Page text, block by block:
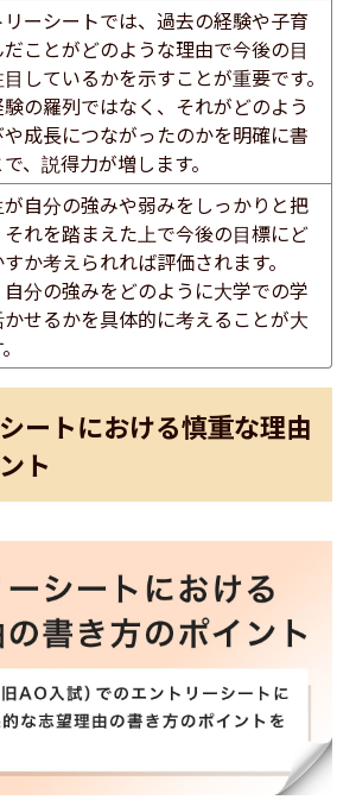
ーシートでは、過去の経験や子育
ことがどのような理由で今後の目
しているかを示すことが重要です。
の羅列ではなく、それがどのよう
成長につながったのかを明確に書
、説得力が増します。
自分の強みや弱みをしっかりと把
れを踏まえた上で今後の目標にど
か考えられれば評価されます。
分の強みをどのように大学での学
せるかを具体的に考えることが大
ートにおける慎重な理由
ト